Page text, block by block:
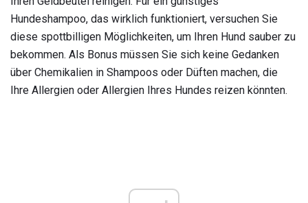
Hundeshampoo, das wirklich funktioniert, versuchen Sie
diese spottbilligen Möglichkeiten, um Ihren Hund sauber zu
bekommen. Als Bonus müssen Sie sich keine Gedanken
über Chemikalien in Shampoos oder Düften machen, die
Ihre Allergien oder Allergien Ihres Hundes reizen könnten.